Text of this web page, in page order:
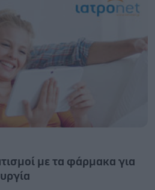
με τα φάρμακα για